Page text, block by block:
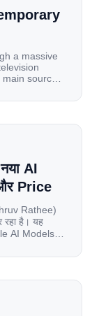
a massive
sources
high-speed
AI
Price
Rathee)
है। यह
AI Models